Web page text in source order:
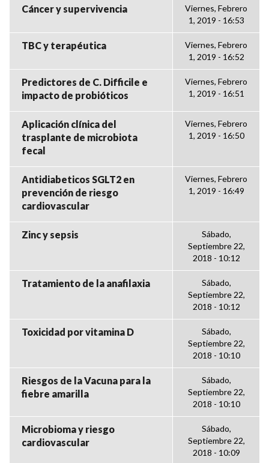
Cáncer y supervivencia
Viernes, Febrero
1, 2019 - 16:53
TBC y terapéutica
Viernes, Febrero
1, 2019 - 16:52
Predictores de C. Difficile e
impacto de probióticos
Viernes, Febrero
1, 2019 - 16:51
Aplicación clínica del
trasplante de microbiota
fecal
Viernes, Febrero
1, 2019 - 16:50
Antidiabeticos SGLT2 en
prevención de riesgo
cardiovascular
Viernes, Febrero
1, 2019 - 16:49
Zinc y sepsis
Sábado,
Septiembre 22,
2018 - 10:12
Tratamiento de la anafilaxia
Sábado,
Septiembre 22,
2018 - 10:12
Toxicidad por vitamina D
Sábado,
Septiembre 22,
2018 - 10:10
Riesgos de la Vacuna para la
fiebre amarilla
Sábado,
Septiembre 22,
2018 - 10:10
Microbioma y riesgo
cardiovascular
Sábado,
Septiembre 22,
2018 - 10:09